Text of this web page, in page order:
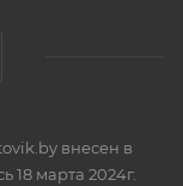
внесен в
18 марта 2024г.